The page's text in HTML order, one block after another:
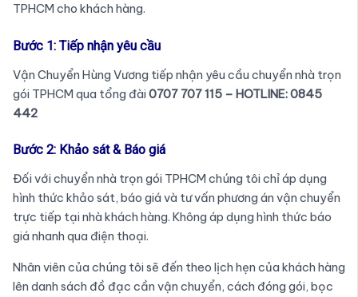
TPHCM cho khách hàng.
Bước 1: Tiếp nhận yêu cầu
Vận Chuyển Hùng Vương tiếp nhận yêu cầu chuyển nhà trọn
gói TPHCM qua tổng đài0707 707 115 – HOTLINE: 0845
442
Bước 2: Khảo sát & Báo giá
Đối với chuyển nhà trọn gói TPHCM chúng tôi chỉ áp dụng
hình thức khảo sát, báo giá và tư vấn phương án vận chuyển
trực tiếp tại nhà khách hàng. Không áp dụng hình thức báo
giá nhanh qua điện thoại.
Nhân viên của chúng tôi sẽ đến theo lịch hẹn của khách hàng
lên danh sách đồ đạc cần vận chuyển, cách đóng gói, bọc